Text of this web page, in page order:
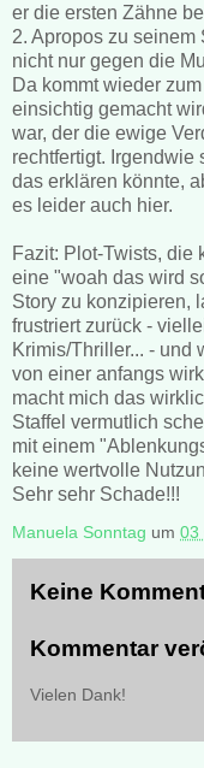
er die ersten Zähne
2. Apropos zu seinem
nicht nur gegen die
Da kommt wieder
einsichtig gemacht
war, der die ewige
rechtfertigt. Irgendwie
das erklären könnte,
es leider auch hier.
Fazit: Plot-Twists, die
eine "woah das wird
Story zu konzipieren,
frustriert zurück -
Krimis/Thriller... - und
von einer anfangs
macht mich das
Staffel vermutlich
mit einem
keine wertvolle
Sehr sehr Schade!!!
Manuela Sonntag um 03
Keine
Kommentar
Vielen Dank!